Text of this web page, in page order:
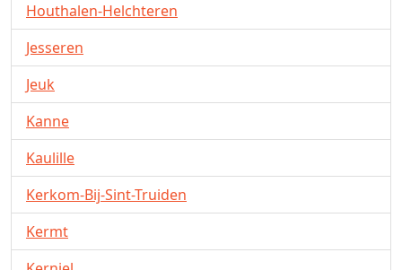
Houthalen-Helchteren
Jesseren
Jeuk
Kanne
Kaulille
Kerkom-Bij-Sint-Truiden
Kermt